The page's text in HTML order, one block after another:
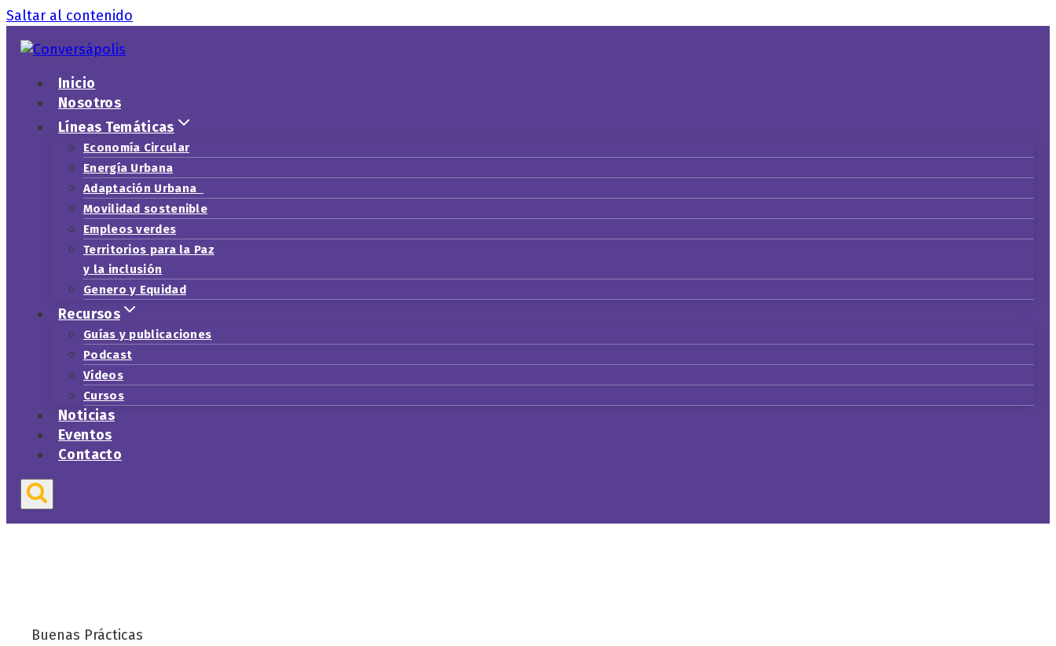
Saltar al contenido
Inicio
Nosotros
Líneas Temáticas
Economía Circular
Energía Urbana
Adaptación Urbana
Movilidad sostenible
Empleos verdes
Territorios para la Paz
y la inclusión
Genero y Equidad
Recursos
Guías y publicaciones
Podcast
Vídeos
Cursos
Noticias
Eventos
Contacto
Buenas Prácticas